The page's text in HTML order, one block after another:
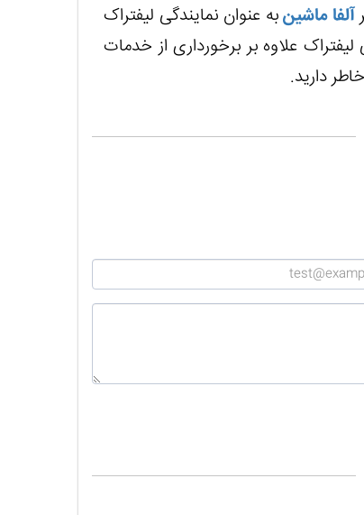
آلفا ماشینبه عنوان نمایندگی لیفتراک
علاوه بر برخورداری از خدمات
دارید.